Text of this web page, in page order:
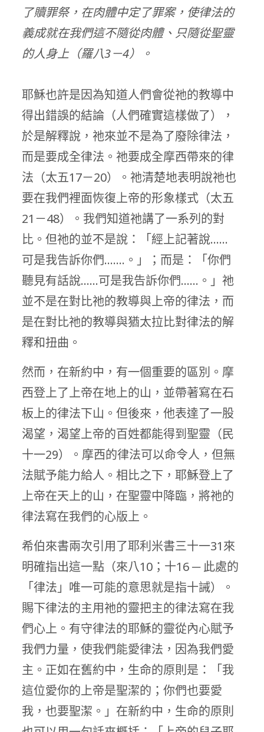
了贖罪祭，在肉體中定了罪案，使律法的
義成就在我們這不隨從肉體、只隨從聖靈
的人身上（羅八3－4）。
耶穌也許是因為知道人們會從祂的教導中
得出錯誤的結論（人們確實這樣做了），
於是解釋說，祂來並不是為了廢除律法，
而是要成全律法。祂要成全摩西帶來的律
法（太五17－20）。祂清楚地表明說祂也
要在我們裡面恢復上帝的形象樣式（太五
21－48）。我們知道祂講了一系列的對
比。但祂的並不是說：「經上記著說……
可是我告訴你們…….。」；而是：「你們
聽見有話說……可是我告訴你們……。」祂
並不是在對比祂的教導與上帝的律法，而
是在對比祂的教導與猶太拉比對律法的解
釋和扭曲。
然而，在新約中，有一個重要的區別。摩
西登上了上帝在地上的山，並帶著寫在石
板上的律法下山。但後來，他表達了一股
渴望，渴望上帝的百姓都能得到聖靈（民
十一29）。摩西的律法可以命令人，但無
法賦予能力給人。相比之下，耶穌登上了
上帝在天上的山，在聖靈中降臨，將祂的
律法寫在我們的心版上。
希伯來書兩次引用了耶利米書三十一31來
明確指出這一點（來八10；十16 ─ 此處的
「律法」唯一可能的意思就是指十誡）。
賜下律法的主用祂的靈把主的律法寫在我
們心上。有守律法的耶穌的靈從內心賦予
我們力量，使我們能愛律法，因為我們愛
主。正如在舊約中，生命的原則是：「我
這位愛你的上帝是聖潔的；你們也要愛
我，也要聖潔。」在新約中，生命的原則